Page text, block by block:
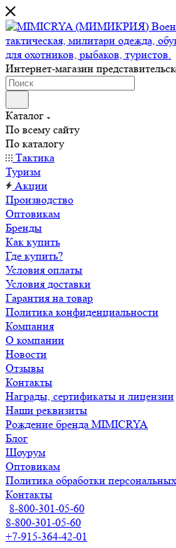
Интернет-магазин
Каталог
По всему сайту
По каталогу
Тактика
Туризм
Акции
Производство
Оптовикам
Бренды
Как купить
Где купить?
Условия оплаты
Условия доставки
Гарантия на товар
Политика конфиденциальности
Компания
О компании
Новости
Отзывы
Контакты
Награды, сертификаты и лицензии
Наши реквизиты
Рождение бренда MIMICRYA
Блог
Шоурум
Оптовикам
Политика обработки
Контакты
8-800-301-05-60
8-800-301-05-60
+7-915-364-42-01